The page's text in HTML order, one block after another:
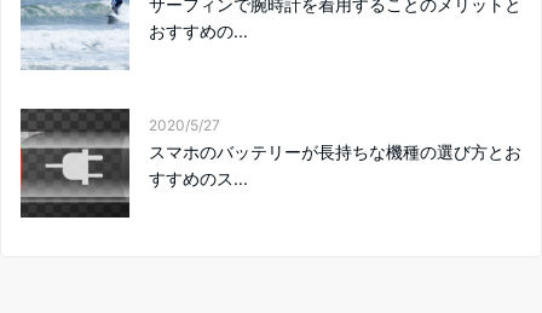
サーフィンで腕時計を着用することのメリットと
おすすめの...
2020/5/27
スマホのバッテリーが長持ちな機種の選び方とお
すすめのス...